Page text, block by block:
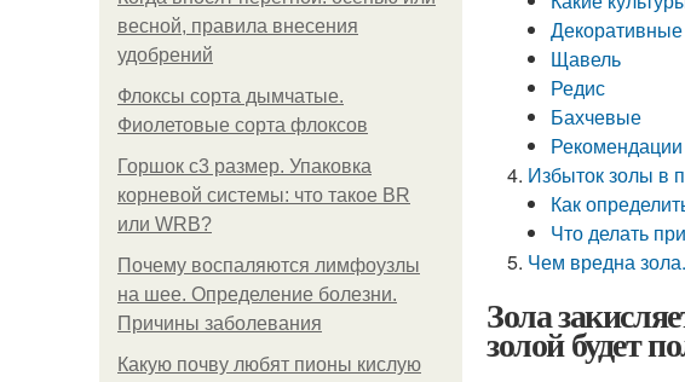
весной, правила внесения
удобрений
Флоксы сорта дымчатые.
Фиолетовые сорта флоксов
Горшок с3 размер. Упаковка
корневой системы: что такое BR
или WRB?
Почему воспаляются лимфоузлы
на шее. Определение болезни.
Причины заболевания
Какую почву любят пионы кислую
Щавель
Редис
Бахчевые
Избыток золы в
Как
Что делать
Чем вредна
Зола
золой будет